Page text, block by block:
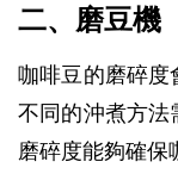
二、磨豆機
咖啡豆的磨碎度
不同的沖煮方法
磨碎度能夠確保